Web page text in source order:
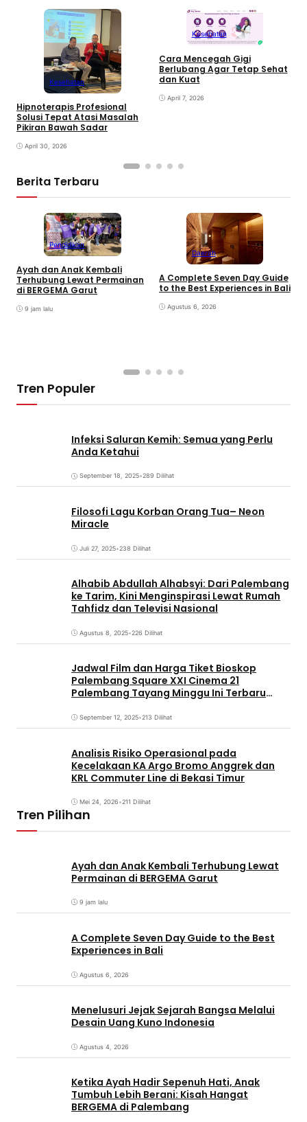
Kesehatan
Hipnoterapis Profesional
Solusi Tepat Atasi Masalah
Pikiran Bawah Sadar
April 30, 2026
Kesehatan
Cara Mencegah Gigi
Berlubang Agar Tetap Sehat
dan Kuat
April 7, 2026
Berita Terbaru
Pendidikan
Ayah dan Anak Kembali
Terhubung Lewat Permainan
di BERGEMA Garut
9 jam lalu
Daerah
A Complete Seven Day Guide
to the Best Experiences in Bali
Agustus 6, 2026
Tren Populer
Infeksi Saluran Kemih: Semua yang Perlu
Anda Ketahui
September 18, 2025•289 Dilihat
Filosofi Lagu Korban Orang Tua– Neon
Miracle
Juli 27, 2025•238 Dilihat
Alhabib Abdullah Alhabsyi: Dari Palembang
ke Tarim, Kini Menginspirasi Lewat Rumah
Tahfidz dan Televisi Nasional
Agustus 8, 2025•226 Dilihat
Jadwal Film dan Harga Tiket Bioskop
Palembang Square XXI Cinema 21
Palembang Tayang Minggu Ini Terbaru
September 12, 2025•213 Dilihat
Analisis Risiko Operasional pada
Kecelakaan KA Argo Bromo Anggrek dan
KRL Commuter Line di Bekasi Timur
Mei 24, 2026•211 Dilihat
Tren Pilihan
Ayah dan Anak Kembali Terhubung Lewat
Permainan di BERGEMA Garut
9 jam lalu
A Complete Seven Day Guide to the Best
Experiences in Bali
Agustus 6, 2026
Menelusuri Jejak Sejarah Bangsa Melalui
Desain Uang Kuno Indonesia
Agustus 4, 2026
Ketika Ayah Hadir Sepenuh Hati, Anak
Tumbuh Lebih Berani: Kisah Hangat
BERGEMA di Palembang